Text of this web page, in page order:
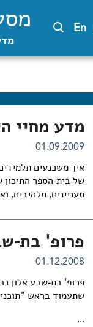
En
מדע מחיי
01.09.2009
איך משכנעים
של בית-הספר התיכון
מעניינים, מלהיבים,
פרופ' בת-
01.12.2008
פרופ' בת-שבע אלון
שתעמוד בראש
...